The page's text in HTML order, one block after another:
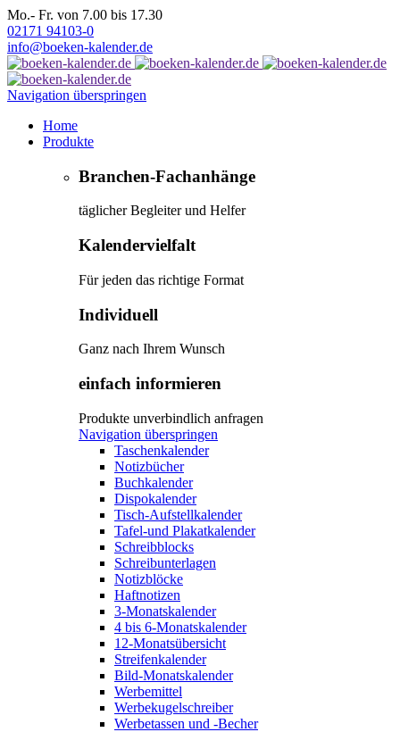
Mo.- Fr. von 7.00 bis 17.30
02171 94103-0
info@boeken-kalender.de
Navigation überspringen
Home
Produkte
Branchen-Fachanhänge
täglicher Begleiter und Helfer
Kalendervielfalt
Für jeden das richtige Format
Individuell
Ganz nach Ihrem Wunsch
einfach informieren
Produkte unverbindlich anfragen
Navigation überspringen
Taschenkalender
Notizbücher
Buchkalender
Dispokalender
Tisch-Aufstellkalender
Tafel-und Plakatkalender
Schreibblocks
Schreibunterlagen
Notizblöcke
Haftnotizen
3-Monatskalender
4 bis 6-Monatskalender
12-Monatsübersicht
Streifenkalender
Bild-Monatskalender
Werbemittel
Werbekugelschreiber
Werbetassen und -Becher